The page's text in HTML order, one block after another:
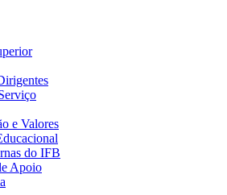
e Valores
do IFB
Apoio